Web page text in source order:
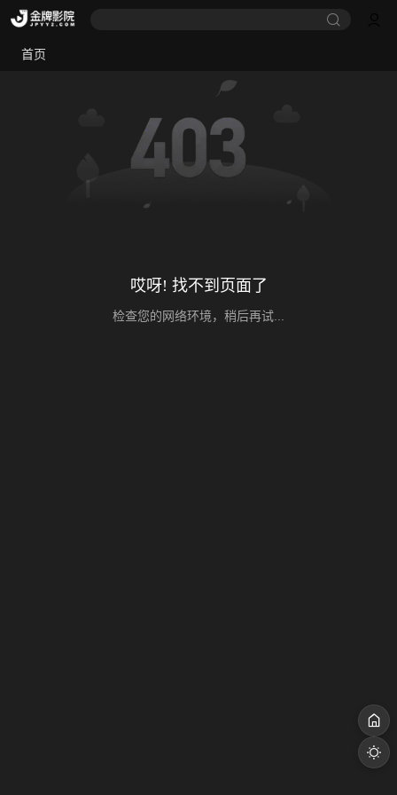
首页
哎呀! 找不到页面了
检查您的网络环境，稍后再试...